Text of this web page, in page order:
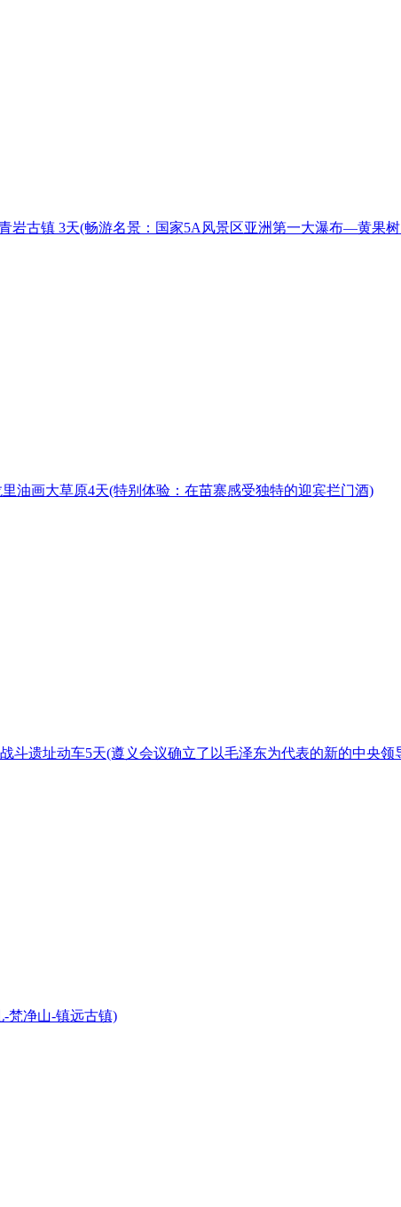
岩古镇 3天(畅游名景：国家5A风景区亚洲第一大瀑布—黄果
油画大草原4天(特别体验：在苗寨感受独特的迎宾拦门酒)
斗遗址动车5天(遵义会议确立了以毛泽东为代表的新的中央领
梵净山-镇远古镇)